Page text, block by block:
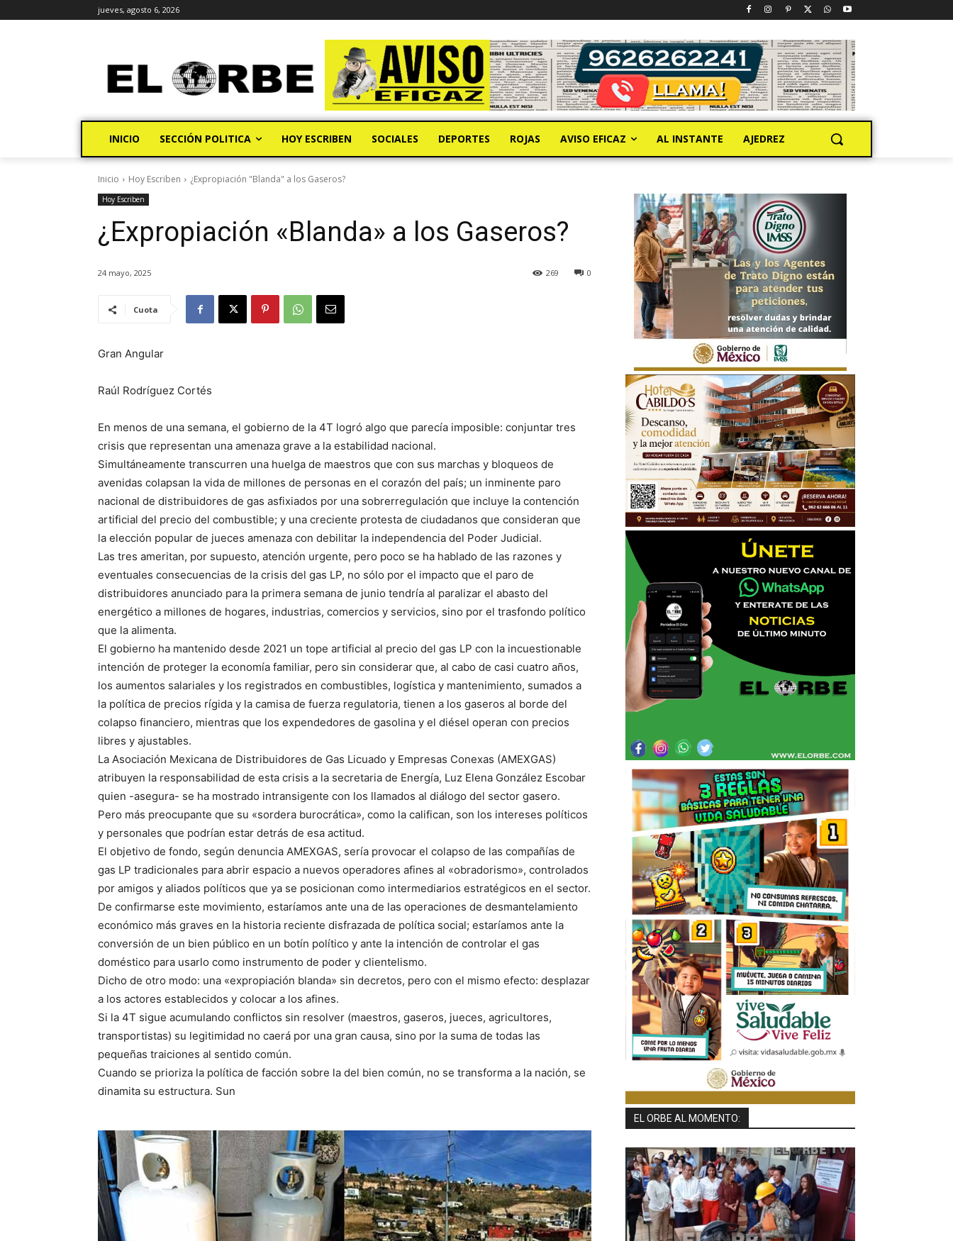
jueves, agosto 6, 2026
INICIO SECCIÓN POLITICA HOY ESCRIBEN SOCIALES DEPORTES ROJAS AVISO EFICAZ AL INSTANTE AJEDREZ
Inicio Hoy Escriben ¿Expropiación "Blanda" a los Gaseros?
Hoy Escriben
¿Expropiación «Blanda» a los Gaseros?
24 mayo, 2025 0
269
Cuota
Gran Angular
Raúl Rodríguez Cortés
En menos de una semana, el gobierno de la 4T logró algo que parecía imposible: conjuntar tres
crisis que representan una amenaza grave a la estabilidad nacional.
Simultáneamente transcurren una huelga de maestros que con sus marchas y bloqueos de
avenidas colapsan la vida de millones de personas en el corazón del país; un inminente paro
nacional de distribuidores de gas asfixiados por una sobrerregulación que incluye la contención
artificial del precio del combustible; y una creciente protesta de ciudadanos que consideran que
la elección popular de jueces amenaza con debilitar la independencia del Poder Judicial.
Las tres ameritan, por supuesto, atención urgente, pero poco se ha hablado de las razones y
eventuales consecuencias de la crisis del gas LP, no sólo por el impacto que el paro de
distribuidores anunciado para la primera semana de junio tendría al paralizar el abasto del
energético a millones de hogares, industrias, comercios y servicios, sino por el trasfondo político
que la alimenta.
El gobierno ha mantenido desde 2021 un tope artificial al precio del gas LP con la incuestionable
intención de proteger la economía familiar, pero sin considerar que, al cabo de casi cuatro años,
los aumentos salariales y los registrados en combustibles, logística y mantenimiento, sumados a
la política de precios rígida y la camisa de fuerza regulatoria, tienen a los gaseros al borde del
colapso financiero, mientras que los expendedores de gasolina y el diésel operan con precios
libres y ajustables.
La Asociación Mexicana de Distribuidores de Gas Licuado y Empresas Conexas (AMEXGAS)
atribuyen la responsabilidad de esta crisis a la secretaria de Energía, Luz Elena González Escobar
quien -asegura- se ha mostrado intransigente con los llamados al diálogo del sector gasero.
Pero más preocupante que su «sordera burocrática», como la califican, son los intereses políticos
y personales que podrían estar detrás de esa actitud.
El objetivo de fondo, según denuncia AMEXGAS, sería provocar el colapso de las compañías de
gas LP tradicionales para abrir espacio a nuevos operadores afines al «obradorismo», controlados
por amigos y aliados políticos que ya se posicionan como intermediarios estratégicos en el sector.
De confirmarse este movimiento, estaríamos ante una de las operaciones de desmantelamiento
económico más graves en la historia reciente disfrazada de política social; estaríamos ante la
conversión de un bien público en un botín político y ante la intención de controlar el gas
doméstico para usarlo como instrumento de poder y clientelismo.
Dicho de otro modo: una «expropiación blanda» sin decretos, pero con el mismo efecto: desplazar
a los actores establecidos y colocar a los afines.
Si la 4T sigue acumulando conflictos sin resolver (maestros, gaseros, jueces, agricultores,
transportistas) su legitimidad no caerá por una gran causa, sino por la suma de todas las
pequeñas traiciones al sentido común.
Cuando se prioriza la política de facción sobre la del bien común, no se transforma a la nación, se
dinamita su estructura. Sun
EL ORBE AL MOMENTO: